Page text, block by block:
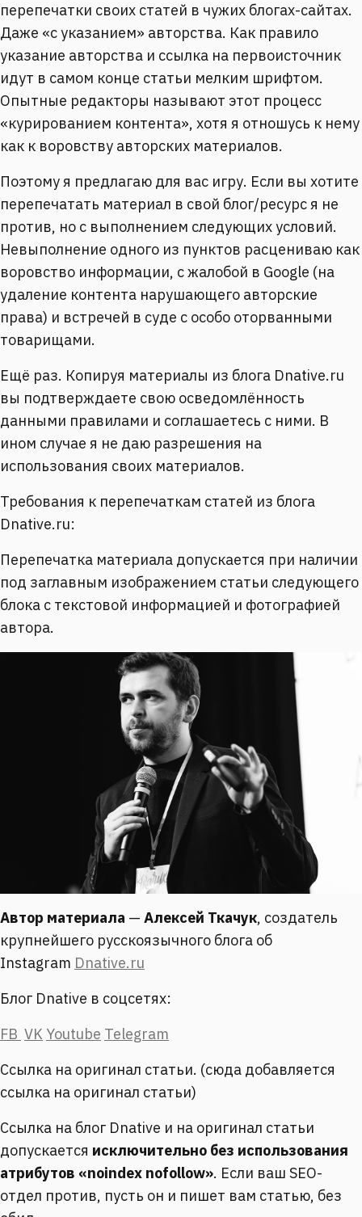
перепечатки своих статей в чужих блогах-сайтах.
Даже «с указанием» авторства. Как правило
указание авторства и ссылка на первоисточник
идут в самом конце статьи мелким шрифтом.
Опытные редакторы называют этот процесс
«курированием контента», хотя я отношусь к нему
как к воровству авторских материалов.
Поэтому я предлагаю для вас игру. Если вы хотите
перепечатать материал в свой блог/ресурс я не
против, но с выполнением следующих условий.
Невыполнение одного из пунктов расцениваю как
воровство информации, с жалобой в Google (на
удаление контента нарушающего авторские
права) и встречей в суде с особо оторванными
товарищами.
Ещё раз. Копируя материалы из блога Dnative.ru
вы подтверждаете свою осведомлённость
данными правилами и соглашаетесь с ними. В
ином случае я не даю разрешения на
использования своих материалов.
Требования к перепечаткам статей из блога
Dnative.ru:
Перепечатка материала допускается при наличии
под заглавным изображением статьи следующего
блока с текстовой информацией и фотографией
автора.
Автор материала — Алексей Ткачук, создатель
крупнейшего русскоязычного блога об
Instagram Dnative.ru
Блог Dnative в соцсетях:
FB VK Youtube Telegram
Ссылка на оригинал статьи. (сюда добавляется
ссылка на оригинал статьи)
Ссылка на блог Dnative и на оригинал статьи
допускается исключительно без использования
атрибутов «noindex nofollow». Если ваш SEO-
отдел против, пусть он и пишет вам статью, без